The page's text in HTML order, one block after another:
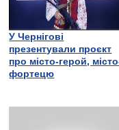
У Чернігові
презентували проєкт
про місто-герой,
фортецю